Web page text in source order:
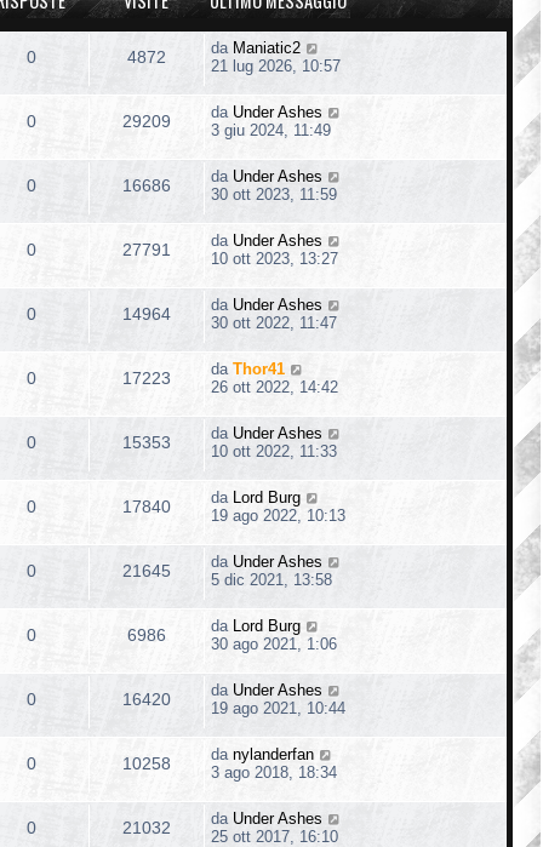
0 4872 da Maniatic2
21 lug 2026, 10:57
0 29209 da Under Ashes
3 giu 2024, 11:49
0 16686 da Under Ashes
30 ott 2023, 11:59
0 27791 da Under Ashes
10 ott 2023, 13:27
0 14964 da Under Ashes
30 ott 2022, 11:47
0 17223 da Thor41
26 ott 2022, 14:42
0 15353 da Under Ashes
10 ott 2022, 11:33
0 17840 da Lord Burg
19 ago 2022, 10:13
0 21645 da Under Ashes
5 dic 2021, 13:58
0 6986 da Lord Burg
30 ago 2021, 1:06
0 16420 da Under Ashes
19 ago 2021, 10:44
0 10258 da nylanderfan
3 ago 2018, 18:34
0 21032 da Under Ashes
25 ott 2017, 16:10